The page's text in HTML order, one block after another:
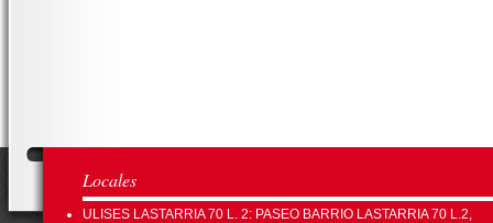
Locales
ULISES LASTARRIA 70 L. 2: PASEO BARRIO LASTARRIA 70 L.2,